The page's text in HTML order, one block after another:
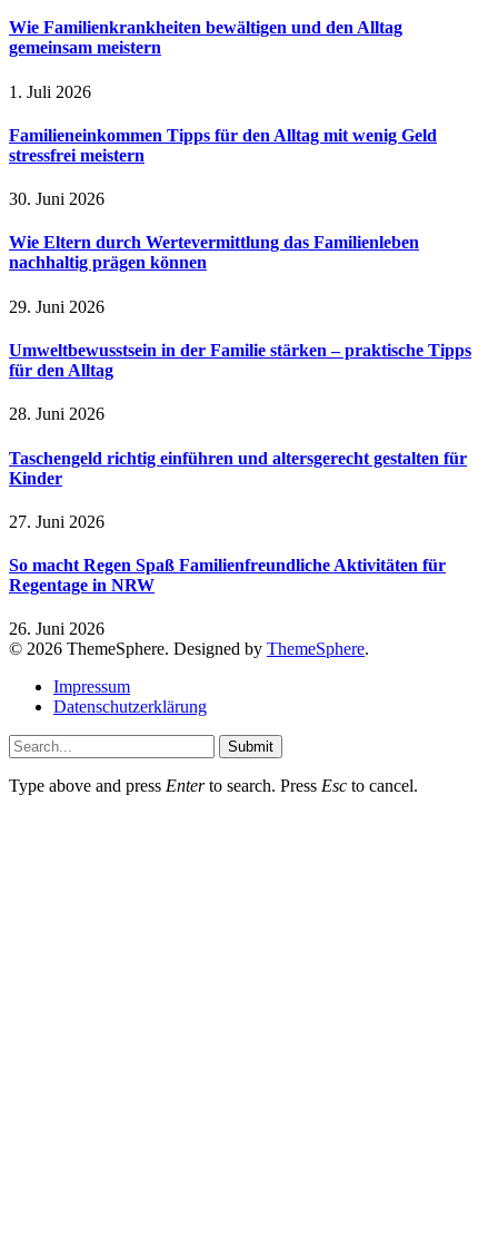
Wie Familienkrankheiten bewältigen und den Alltag
gemeinsam meistern
1. Juli 2026
Familieneinkommen Tipps für den Alltag mit wenig Geld
stressfrei meistern
30. Juni 2026
Wie Eltern durch Wertevermittlung das Familienleben
nachhaltig prägen können
29. Juni 2026
Umweltbewusstsein in der Familie stärken – praktische Tipps
für den Alltag
28. Juni 2026
Taschengeld richtig einführen und altersgerecht gestalten für
Kinder
27. Juni 2026
So macht Regen Spaß Familienfreundliche Aktivitäten für
Regentage in NRW
26. Juni 2026
© 2026 ThemeSphere. Designed by ThemeSphere.
Impressum
Datenschutzerklärung
Submit
Type above and press Enterto search. Press Esc to cancel.